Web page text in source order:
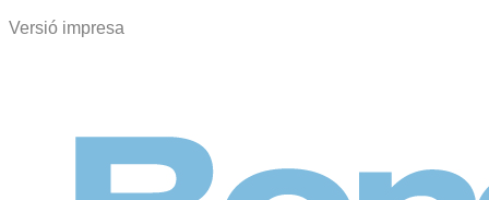
Versió impresa